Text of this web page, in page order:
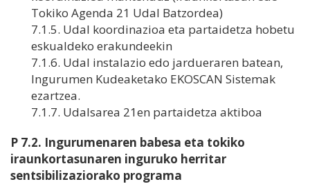
Tokiko Agenda 21 Udal Batzordea)
7.1.5. Udal koordinazioa eta partaidetza hobetu
eskualdeko erakundeekin
7.1.6. Udal instalazio edo jardueraren batean,
Ingurumen Kudeaketako EKOSCAN Sistemak
ezartzea.
7.1.7. Udalsarea 21en partaidetza aktiboa
P 7.2. Ingurumenaren babesa eta tokiko
iraunkortasunaren inguruko herritar
sentsibilizaziorako programa